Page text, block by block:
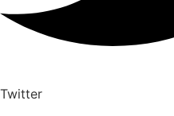
Twitter